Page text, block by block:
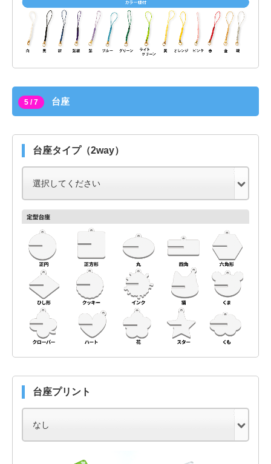
5 / 7 台座
台座タイプ（2way）
台座プリント